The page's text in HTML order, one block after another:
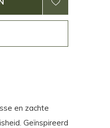
en zachte
Geïnspireerd